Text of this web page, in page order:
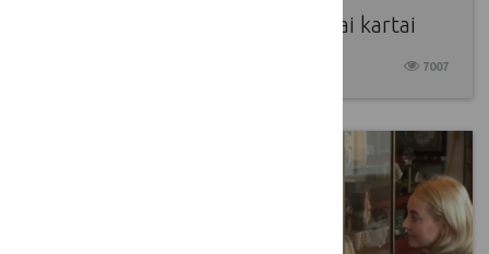
Kaimas – namai ne tik vyresniajai kartai
7007